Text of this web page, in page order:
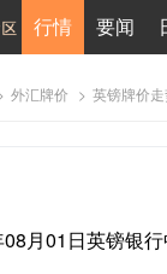
行情 要闻
外汇牌价 > 英镑牌价
月01日英镑银